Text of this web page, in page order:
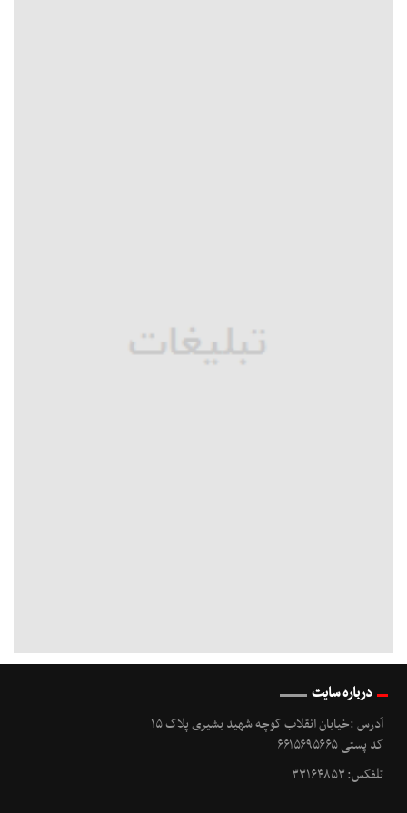
درباره سایت
آدرس :خیابان انقلاب کوچه شهید بشیری پلاک ۱۵
کد پستی ۶۶۱۵۶۹۵۶۶۵
تلفکس: ۳۳۱۶۴۸۵۳